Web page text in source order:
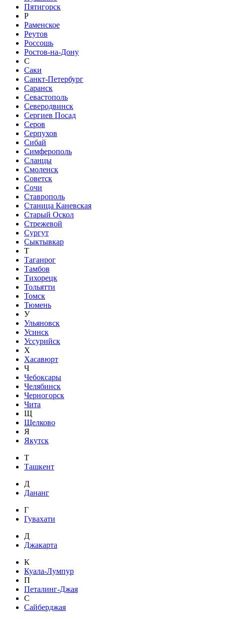
Пятигорск
Р
Раменское
Реутов
Россошь
Ростов-на-Дону
С
Саки
Санкт-Петербург
Саранск
Севастополь
Северодвинск
Сергиев Посад
Серов
Серпухов
Сибай
Симферополь
Сланцы
Смоленск
Советск
Сочи
Ставрополь
Станица Каневская
Старый Оскол
Стрежевой
Сургут
Сыктывкар
Т
Таганрог
Тамбов
Тихорецк
Тольятти
Томск
Тюмень
У
Ульяновск
Усинск
Уссурийск
Х
Хасавюрт
Ч
Чебоксары
Челябинск
Черногорск
Чита
Щ
Щелково
Я
Якутск
Т
Ташкент
Д
Дананг
Г
Гувахати
Д
Джакарта
К
Куала-Лумпур
П
Петалинг-Джая
С
Сайберджая